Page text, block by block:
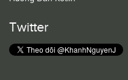
Twitter